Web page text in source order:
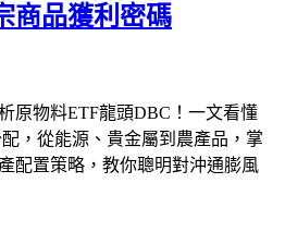
商品獲利密碼
原物料ETF龍頭DBC！一文看懂
，從能源、貴金屬到農產品，掌
配置策略，教你聰明對沖通膨風